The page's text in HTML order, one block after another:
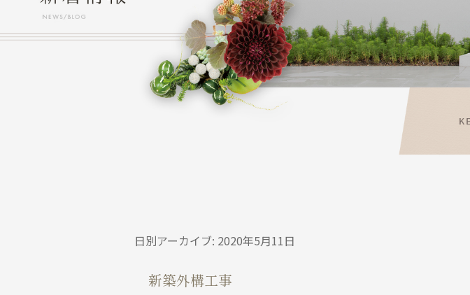
日別アーカイブ: 2020年5月11日
新築外構工事